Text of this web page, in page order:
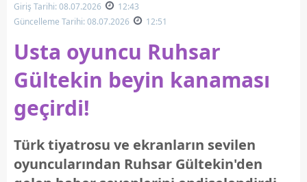
Giriş Tarihi: 08.07.2026
12:43
Güncelleme Tarihi: 08.07.2026
12:51
Usta oyuncu Ruhsar
Gültekin beyin kanaması
geçirdi!
Türk tiyatrosu ve ekranların sevilen
oyuncularından Ruhsar Gültekin'den